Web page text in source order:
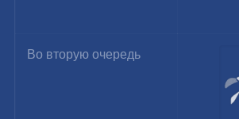
Во вторую очередь